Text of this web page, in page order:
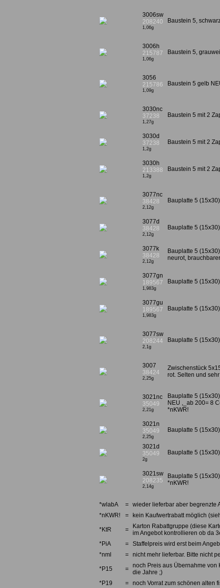
3006sw
208240
1,06g
Baustein 5,
3006h
215787
1,06g
Baustein 5,
3056
215786
1,09g
Baustein 5 gelb
3030nc
37238
1,27g
Baustein 5 mit 2
3030d
37238
1,2g
Baustein 5 mit 2
3030h
213388
1,2g
Baustein 5 mit 2
3077nc
38428
2,12g
Bauplatte 5
3077d
38428
2,12g
Bauplatte 5
3077k
38428
2,12g
Bauplatte 5
neurot,
3077gn
189567
1,983g
Bauplatte 5
3077gu
189567
1,983g
Bauplatte 5
3077sw
208244
2,1g
Bauplatte 5
3007
38424
2,25g
Zwischenstück
rot. Selten und
3021nc
35049
2,21g
Bauplatte 5
NEU ,_ab 200= 8
*nKWR!
3021n
35049
2,25g
Bauplatte 5
3021d
35049
2g
Bauplatte 5
3021sw
208235
2,14g
Bauplatte 5
*nKWR!
*wlabA = wieder lieferbar aber begrenzte
*nKWR!
= kein Kaufwertrabatt möglich
*KtR =
Karton Rabattgruppe (diese
im Angebot kontrollieren ob da
*PiA
= Staffelpreis wird erst beim
*nml
= nicht mehr lieferbar. Bitte nicht
*P15 = noch Preis aus Übernahme von
die Jahre ;)
*P19
= noch Vorrat zum schönen alten